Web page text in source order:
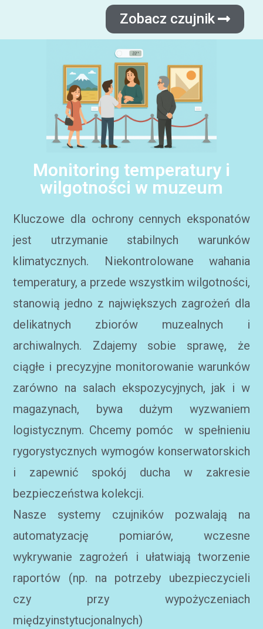
Zobacz czujnik
Monitoring temperatury i
wilgotności w muzeum
Kluczowe dla ochrony cennych eksponatów
jest utrzymanie stabilnych warunków
klimatycznych. Niekontrolowane wahania
temperatury, a przede wszystkim wilgotności,
stanowią jedno z największych zagrożeń dla
delikatnych zbiorów muzealnych i
archiwalnych. Zdajemy sobie sprawę, że
ciągłe i precyzyjne monitorowanie warunków
zarówno na salach ekspozycyjnych, jak i w
magazynach, bywa dużym wyzwaniem
logistycznym. Chcemy pomóc w spełnieniu
rygorystycznych wymogów konserwatorskich
i zapewnić spokój ducha w zakresie
bezpieczeństwa kolekcji.
Nasze systemy czujników pozwalają na
automatyzację pomiarów, wczesne
wykrywanie zagrożeń i ułatwiają tworzenie
raportów (np. na potrzeby ubezpieczycieli
czy przy wypożyczeniach
międzyinstytucjonalnych)